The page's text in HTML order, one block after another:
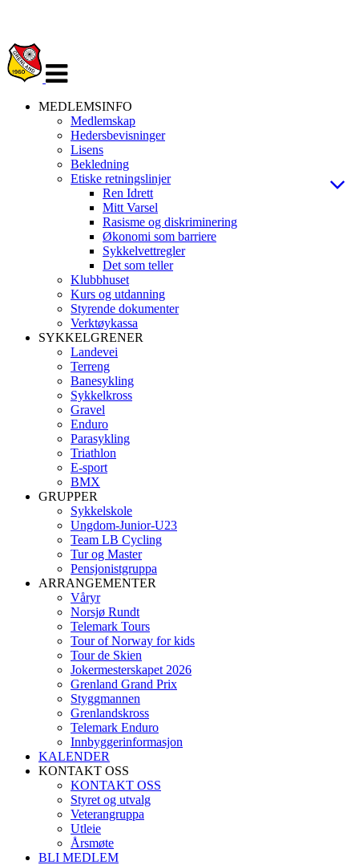
navigasjon
MEDLEMSINFO
Medlemskap
Hedersbevisninger
Lisens
Bekledning
Etiske retningslinjer
Ren Idrett
Mitt Varsel
Rasisme og diskriminering
Økonomi som barriere
Sykkelvettregler
Det som teller
Klubbhuset
Kurs og utdanning
Styrende dokumenter
Verktøykassa
SYKKELGRENER
Landevei
Terreng
Banesykling
Sykkelkross
Gravel
Enduro
Parasykling
Triathlon
E-sport
BMX
GRUPPER
Sykkelskole
Ungdom-Junior-U23
Team LB Cycling
Tur og Master
Pensjonistgruppa
ARRANGEMENTER
Våryr
Norsjø Rundt
Telemark Tours
Tour of Norway for kids
Tour de Skien
Jokermesterskapet 2026
Grenland Grand Prix
Styggmannen
Grenlandskross
Telemark Enduro
Innbyggerinformasjon
KALENDER
KONTAKT OSS
KONTAKT OSS
Styret og utvalg
Veterangruppa
Utleie
Årsmøte
BLI MEDLEM